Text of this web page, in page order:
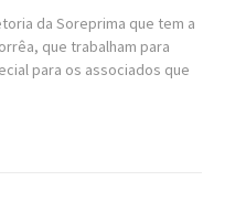
da Soreprima que tem a
que trabalham para
para os associados que